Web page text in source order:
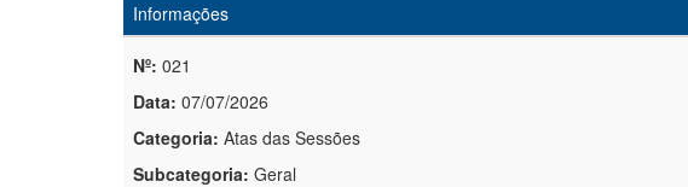
Informações
Nº: 021
Data: 07/07/2026
Categoria: Atas das Sessões
Subcategoria: Geral